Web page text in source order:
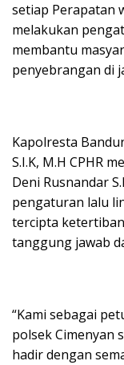
setiap Perapatan
melakukan
membantu
penyebrangan di
Kapolresta
S.I.K, M.H CPHR
Deni Rusnandar
pengaturan lalu
tercipta
tanggung jawab
“Kami sebagai
polsek Cimenyan
hadir dengan